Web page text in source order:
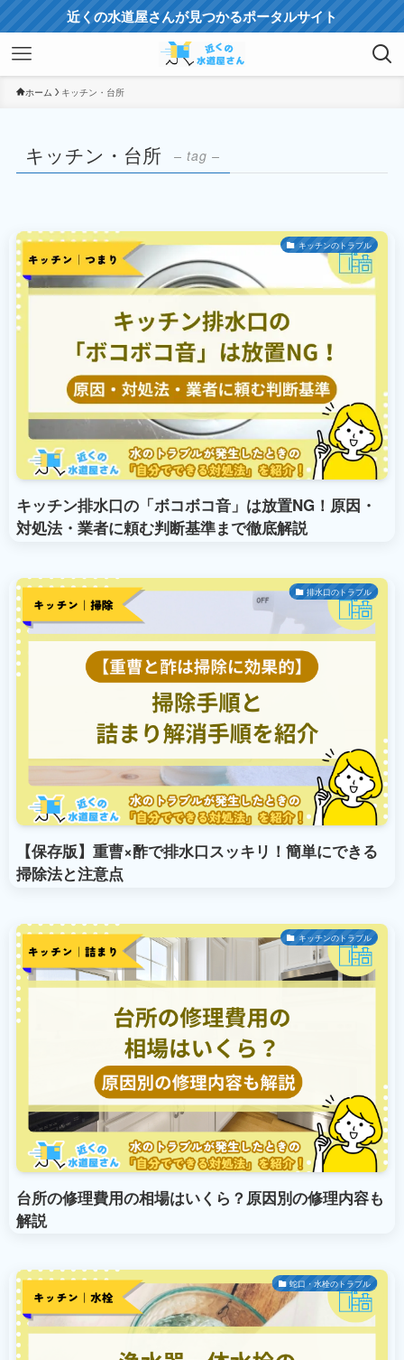
近くの水道屋さんが見つかるポータルサイト
ホーム キッチン・台所
キッチン・台所 – tag –
キッチンのトラブル
キッチン排水口の「ボコボコ音」は放置NG！原因・
対処法・業者に頼む判断基準まで徹底解説
排水口のトラブル
【保存版】重曹×酢で排水口スッキリ！簡単にできる
掃除法と注意点
キッチンのトラブル
台所の修理費用の相場はいくら？原因別の修理内容も
解説
蛇口・水栓のトラブル